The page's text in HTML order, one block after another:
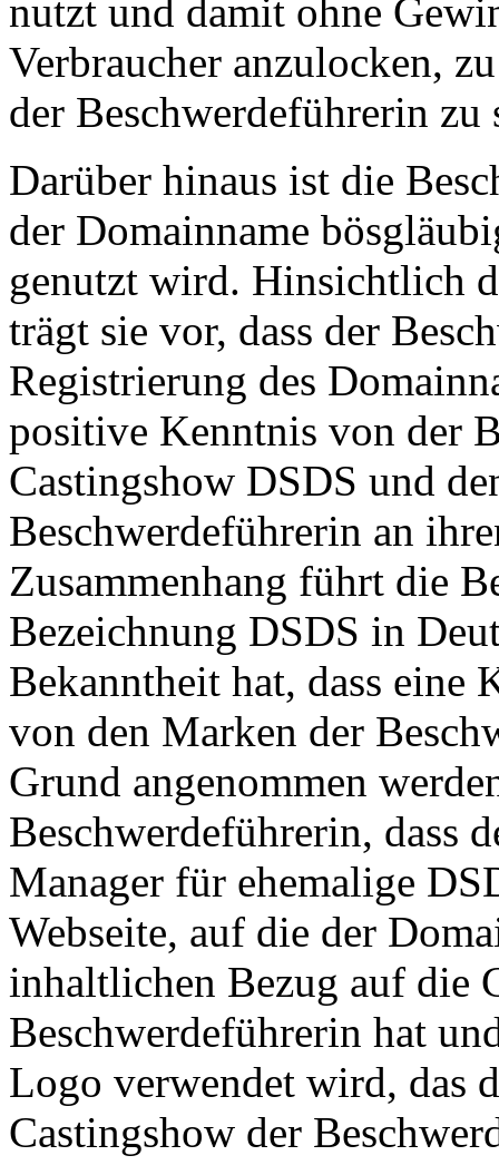
nutzt und damit ohne
Verbraucher anzulocken,
der Beschwerdeführerin zu
Darüber hinaus ist die
der Domainname
genutzt wird. Hinsichtlich
trägt sie vor, dass der
Registrierung des
positive Kenntnis von der
Castingshow DSDS und
Beschwerdeführerin an
Zusammenhang führt die
Bezeichnung DSDS in
Bekanntheit hat, dass eine
von den Marken der
Grund angenommen
Beschwerdeführerin, dass
Manager für ehemalige
Webseite, auf die der
inhaltlichen Bezug auf die
Beschwerdeführerin hat
Logo verwendet wird, das
Castingshow der